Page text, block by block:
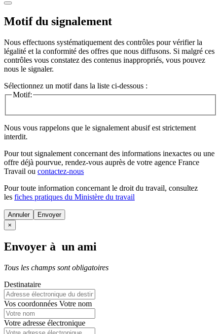
Motif du signalement
Nous effectuons systématiquement des contrôles pour vérifier la
légalité et la conformité des offres que nous diffusons. Si malgré ces
contrôles vous constatez des contenus inappropriés, vous pouvez
nous le signaler.
Sélectionnez un motif dans la liste ci-dessous :
Motif:
Nous vous rappelons que le signalement abusif est strictement
interdit.
Pour tout signalement concernant des informations inexactes ou une
offre déjà pourvue, rendez-vous auprès de votre agence France
Travail ou contactez-nous
Pour toute information concernant le droit du travail, consultez
les fiches pratiques du Ministère du travail
Annuler
×
Envoyer à un ami
Tous les champs sont obligatoires
Destinataire
Vos coordonnées Votre nom
Votre adresse électronique